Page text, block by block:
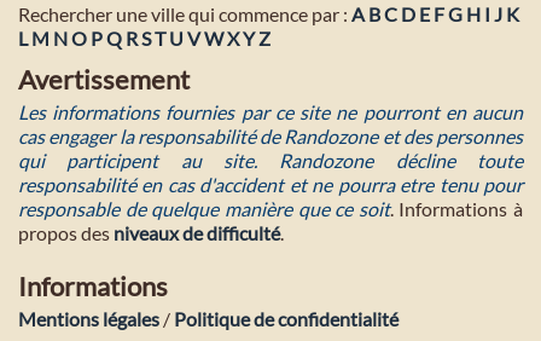
Rechercher une ville qui commence par : A BC D E FG H I J K
L M NO PQ RST U VWXYZ
Avertissement
Les informations fournies par ce site ne pourront en aucun
cas engager la responsabilité de Randozone et des personnes
qui participent au site. Randozone décline toute
responsabilité en cas d'accident et ne pourra etre tenu pour
responsable de quelque manière que ce soit. Informations à
propos des niveaux de difficulté.
Informations
Mentions légales / Politique de confidentialité